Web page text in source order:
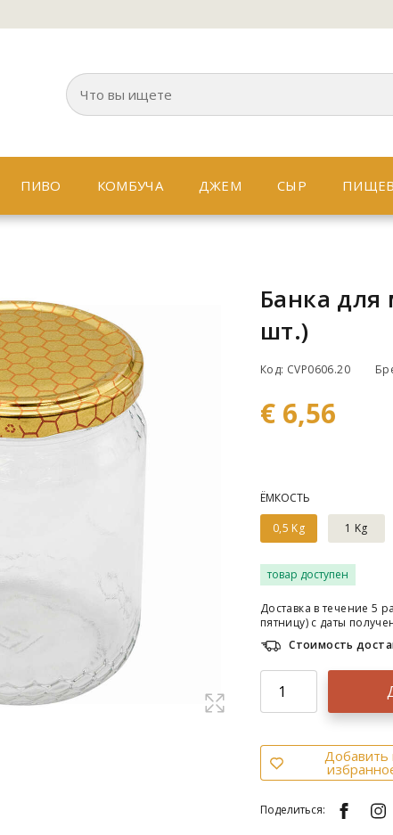
ПИВО КОМБУЧА ДЖЕМ СЫР
Банка для
шт.)
Код: CVP0606.20
€ 6,56
ЁМКОСТЬ
0,5 Kg
1 Kg
товар доступен
Доставка в течение 5
пятницу) с даты
Стоимость
Добавить
Поделиться: